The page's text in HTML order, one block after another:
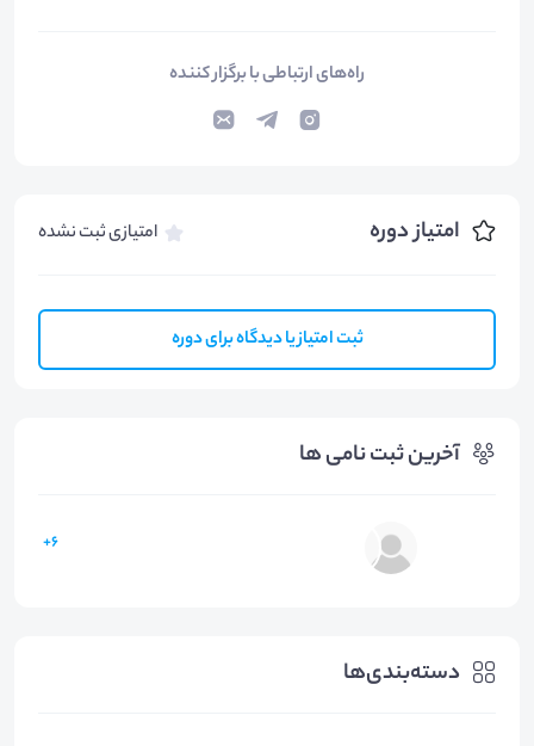
راه‌های ارتباطی با برگزار کننده
امتیاز دوره امتیازی ثبت نشده
ثبت امتیاز یا دیدگاه برای دوره
آخرین ثبت نامی ها
6+
دسته‌بندی‌ها